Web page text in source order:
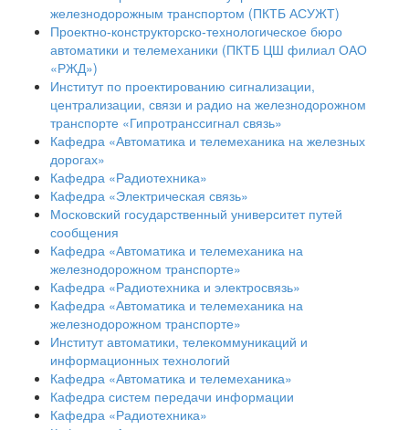
железнодорожным транспортом (ПКТБ АСУЖТ)
Проектно-конструкторско-технологическое бюро
автоматики и телемеханики (ПКТБ ЦШ филиал ОАО
«РЖД»)
Институт по проектированию сигнализации,
централизации, связи и радио на железнодорожном
транспорте «Гипротранссигнал связь»
Кафедра «Автоматика и телемеханика на железных
дорогах»
Кафедра «Радиотехника»
Кафедра «Электрическая связь»
Московский государственный университет путей
сообщения
Кафедра «Автоматика и телемеханика на
железнодорожном транспорте»
Кафедра «Радиотехника и электросвязь»
Кафедра «Автоматика и телемеханика на
железнодорожном транспорте»
Институт автоматики, телекоммуникаций и
информационных технологий
Кафедра «Автоматика и телемеханика»
Кафедра систем передачи информации
Кафедра «Радиотехника»